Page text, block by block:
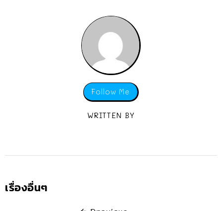
Follow Me
WRITTEN BY
เรื่องอื่นๆ